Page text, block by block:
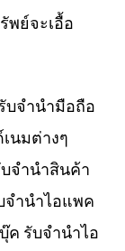
พย์จะเอื้อ
บจำนำมือถือ
นมต่างๆ
จำนำสินค้า
จำนำไอแพค
ค รับจำนำไอ